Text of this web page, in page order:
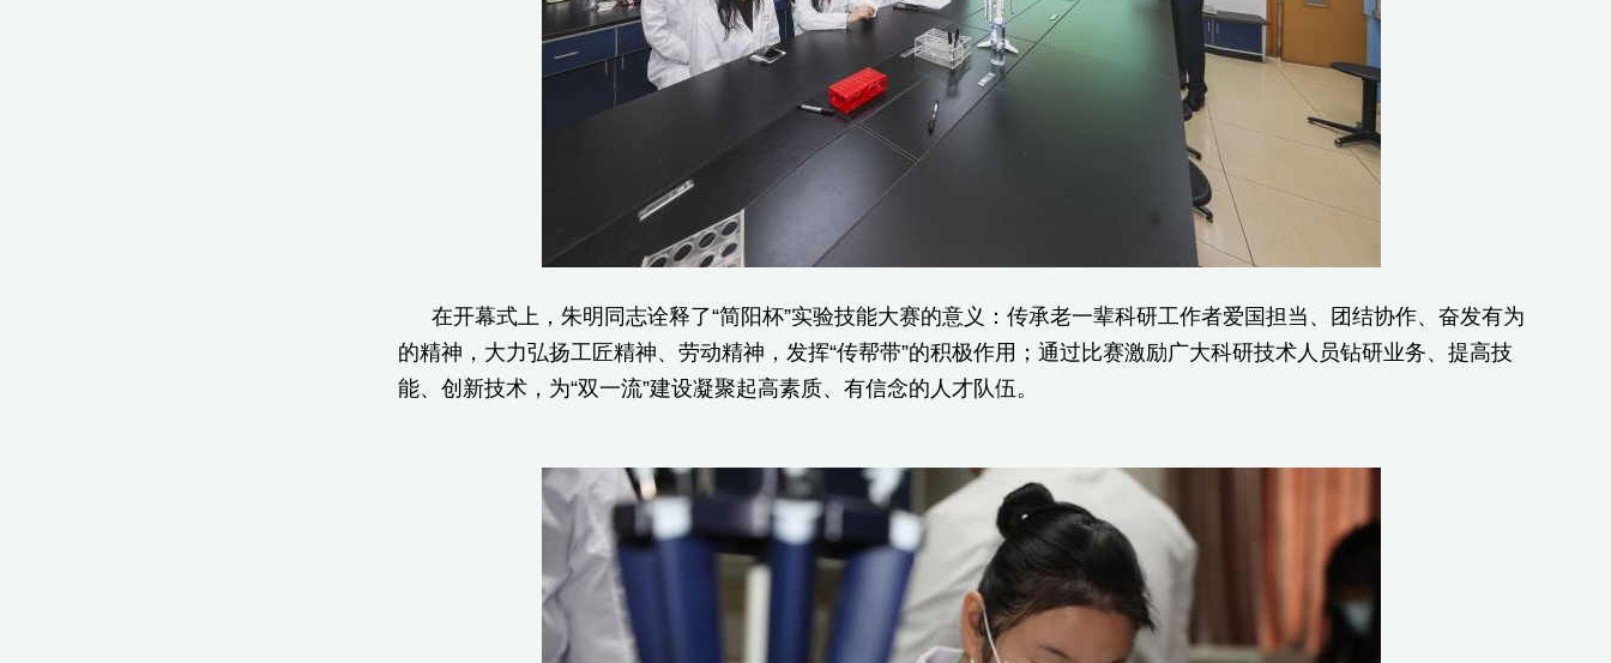
在开幕式上，朱明同志诠释了“简阳杯”实验技能大赛的意义：传承老一辈科研工作者爱国担当、团结协作、奋发有为
的精神，大力弘扬工匠精神、劳动精神，发挥“传帮带”的积极作用；通过比赛激励广大科研技术人员钻研业务、提高技
能、创新技术，为“双一流”建设凝聚起高素质、有信念的人才队伍。